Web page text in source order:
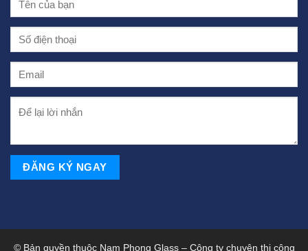
© Bản quyền thuộc Nam Phong Glass – Công ty chuyên thi công